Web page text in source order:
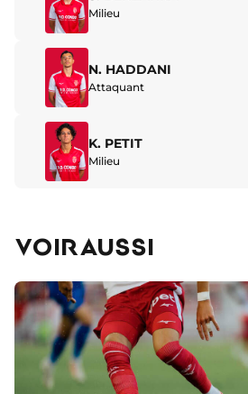
Milieu
N. HADDANI
Attaquant
K. PETIT
Milieu
VOIR AUSSI